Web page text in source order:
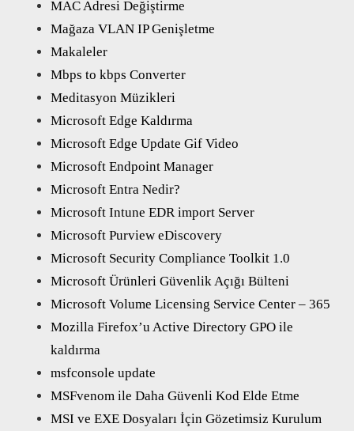
MAC Adresi Değiştirme
Mağaza VLAN IP Genişletme
Makaleler
Mbps to kbps Converter
Meditasyon Müzikleri
Microsoft Edge Kaldırma
Microsoft Edge Update Gif Video
Microsoft Endpoint Manager
Microsoft Entra Nedir?
Microsoft Intune EDR import Server
Microsoft Purview eDiscovery
Microsoft Security Compliance Toolkit 1.0
Microsoft Ürünleri Güvenlik Açığı Bülteni
Microsoft Volume Licensing Service Center – 365
Mozilla Firefox’u Active Directory GPO ile
kaldırma
msfconsole update
MSFvenom ile Daha Güvenli Kod Elde Etme
MSI ve EXE Dosyaları İçin Gözetimsiz Kurulum